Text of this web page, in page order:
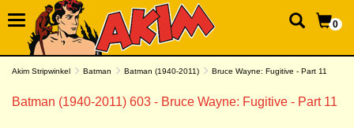
0
Akim Stripwinkel Batman Batman (1940-2011) Bruce Wayne: Fugitive - Part 11
Batman (1940-2011) 603 - Bruce Wayne: Fugitive - Part 11